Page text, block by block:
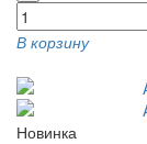
В корзину
Новинка